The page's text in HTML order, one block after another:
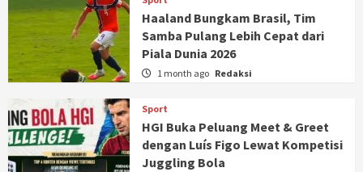
Haaland Bungkam Brasil, Tim
Samba Pulang Lebih Cepat dari
Piala Dunia 2026
1 month ago Redaksi
Sport
HGI Buka Peluang Meet & Greet
dengan Luís Figo Lewat Kompetisi
Juggling Bola